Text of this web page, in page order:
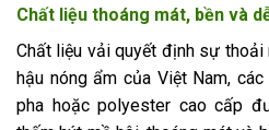
Chất liệu thoáng mát, bền và
Chất liệu vải quyết định sự
hậu nóng ẩm của Việt Nam,
pha hoặc polyester cao cấp